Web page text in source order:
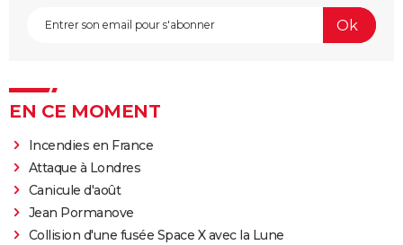
EN CE MOMENT
Incendies en France
Attaque à Londres
Canicule d'août
Jean Pormanove
Collision d'une fusée Space X avec la Lune